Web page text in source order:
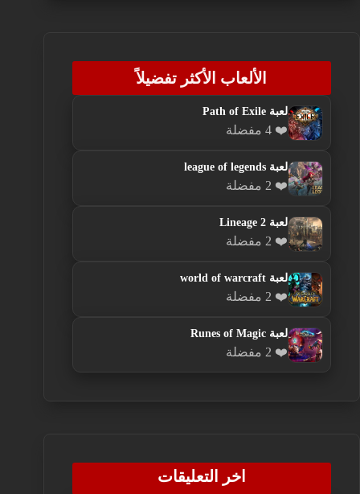
الألعاب الأكثر تفضيلاً
لعبة Path of Exile
❤️ 4 مفضلة
لعبة league of legends
❤️ 2 مفضلة
لعبة Lineage 2
❤️ 2 مفضلة
لعبة world of warcraft
❤️ 2 مفضلة
لعبة Runes of Magic
❤️ 2 مفضلة
اخر التعليقات